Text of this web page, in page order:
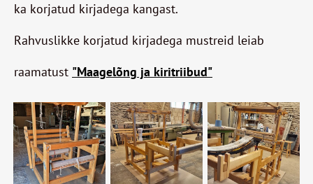
ka korjatud kirjadega kangast.
Rahvuslikke korjatud kirjadega mustreid leiab
raamatust "Maagelõng ja kiritriibud"